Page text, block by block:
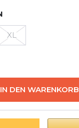
XL
IN DEN WARENKORB